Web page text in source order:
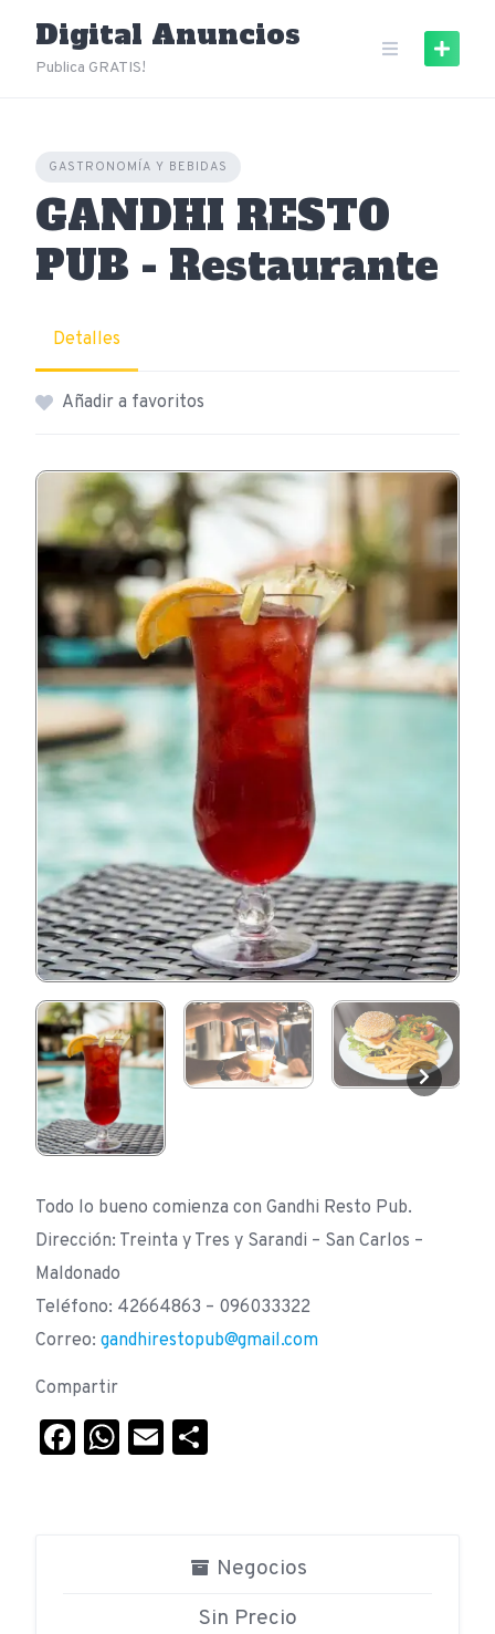
content
Digital Anuncios
Publica GRATIS!
GASTRONOMÍA Y BEBIDAS
GANDHI RESTO
PUB - Restaurante
Detalles
Añadir a favoritos
Todo lo bueno comienza con Gandhi Resto Pub.
Dirección: Treinta y Tres y Sarandi – San Carlos –
Maldonado
Teléfono: 42664863 – 096033322
Correo: gandhirestopub@gmail.com
Compartir
Facebook
WhatsApp
Email
Negocios
Sin Precio